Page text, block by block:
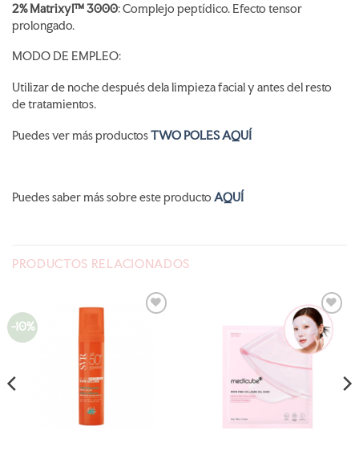
2% Matrixyl™ 3000: Complejo peptídico. Efecto tensor
prolongado.
MODO DE EMPLEO:
Utilizar de noche después dela limpieza facial y antes del resto
de tratamientos.
Puedes ver más productosTWO POLES AQUÍ
Puedes saber más sobre este producto AQUÍ
PRODUCTOS RELACIONADOS
-10%
AÑADIR
A LA
LISTA
DESEOS